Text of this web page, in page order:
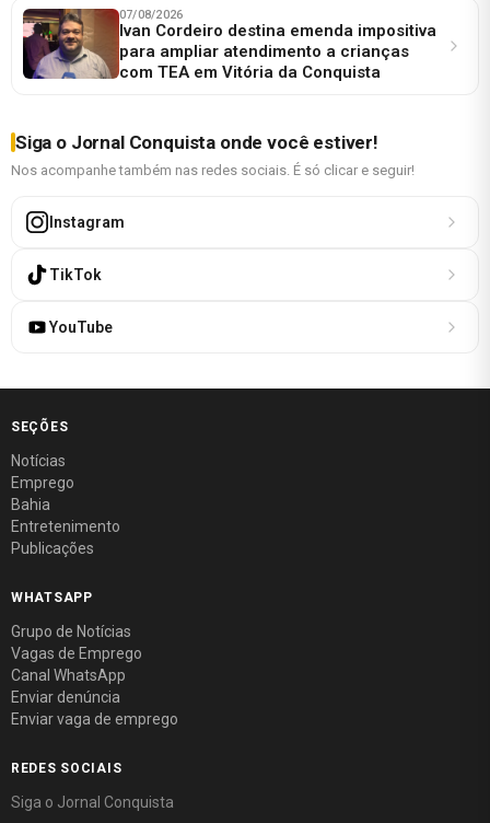
07/08/2026
Ivan Cordeiro destina emenda impositiva
para ampliar atendimento a crianças
com TEA em Vitória da Conquista
Siga o Jornal Conquista onde você estiver!
Nos acompanhe também nas redes sociais. É só clicar e seguir!
Instagram
TikTok
YouTube
SEÇÕES
Notícias
Emprego
Bahia
Entretenimento
Publicações
WHATSAPP
Grupo de Notícias
Vagas de Emprego
Canal WhatsApp
Enviar denúncia
Enviar vaga de emprego
REDES SOCIAIS
Siga o Jornal Conquista